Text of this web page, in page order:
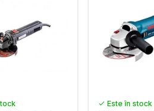
Este în stock